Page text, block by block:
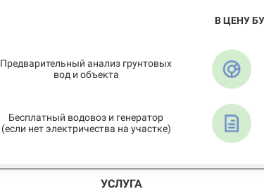
В ЦЕНУ
Предварительный анализ грунтовых
вод и объекта
Бесплатный водовоз и генератор
(если нет электричества на участке)
УСЛУГА